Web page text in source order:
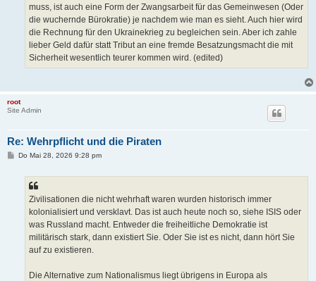
muss, ist auch eine Form der Zwangsarbeit für das Gemeinwesen (Oder
die wuchernde Bürokratie) je nachdem wie man es sieht. Auch hier wird
die Rechnung für den Ukrainekrieg zu begleichen sein. Aber ich zahle
lieber Geld dafür statt Tribut an eine fremde Besatzungsmacht die mit
Sicherheit wesentlich teurer kommen wird. (edited)
root
Site Admin
Re: Wehrpflicht und die Piraten
BDo Mai 28, 2026 9:28 pm
Zivilisationen die nicht wehrhaft waren wurden historisch immer
kolonialisiert und versklavt. Das ist auch heute noch so, siehe ISIS oder
was Russland macht. Entweder die freiheitliche Demokratie ist
militärisch stark, dann existiert Sie. Oder Sie ist es nicht, dann hört Sie
auf zu existieren.
Die Alternative zum Nationalismus liegt übrigens in Europa als